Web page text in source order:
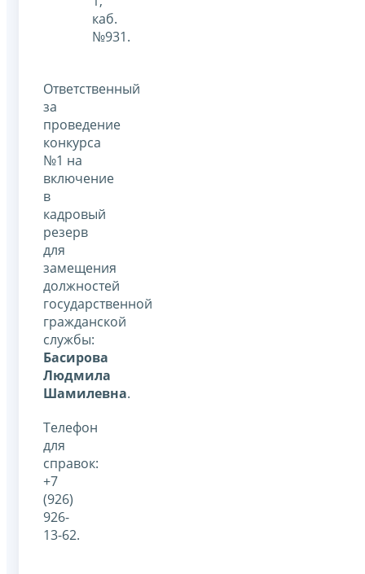
каб.
№931.
Ответственный
за
проведение
конкурса
№1 на
включение
в
кадровый
резерв
для
замещения
должностей
государственной
гражданской
службы:
Басирова
Людмила
Шамилевна.
Телефон
для
справок:
+7
(926)
926-
13-62.